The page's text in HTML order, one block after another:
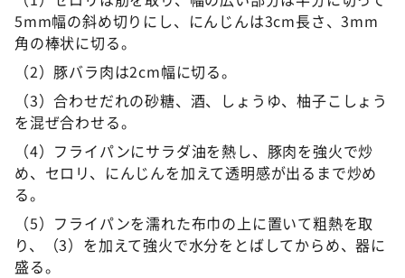
5mm幅の斜め切りにし、にんじんは3cm長さ、3mm
角の棒状に切る。
（2）豚バラ肉は2cm幅に切る。
（3）合わせだれの砂糖、酒、しょうゆ、柚子こしょう
を混ぜ合わせる。
（4）フライパンにサラダ油を熱し、豚肉を強火で炒
め、セロリ、にんじんを加えて透明感が出るまで炒め
る。
（5）フライパンを濡れた布巾の上に置いて粗熱を取
り、（3）を加えて強火で水分をとばしてからめ、器に
盛る。